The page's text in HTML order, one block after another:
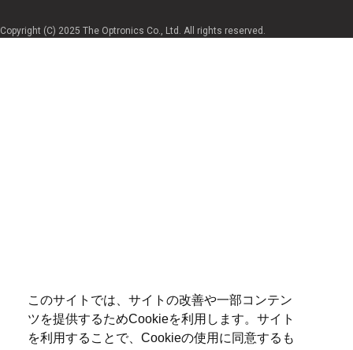
このサイトでは、サイトの改善や一部コンテン
ツを提供するためCookieを利用します。サイト
を利用することで、Cookieの使用に同意するも
Copyright (C) 2025 The Optronics Co., Ltd. All rights reserved.